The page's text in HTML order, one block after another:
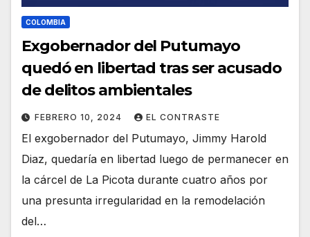
COLOMBIA
Exgobernador del Putumayo
quedó en libertad tras ser acusado
de delitos ambientales
FEBRERO 10, 2024 EL CONTRASTE
El exgobernador del Putumayo, Jimmy Harold
Diaz, quedaría en libertad luego de permanecer en
la cárcel de La Picota durante cuatro años por
una presunta irregularidad en la remodelación
del…